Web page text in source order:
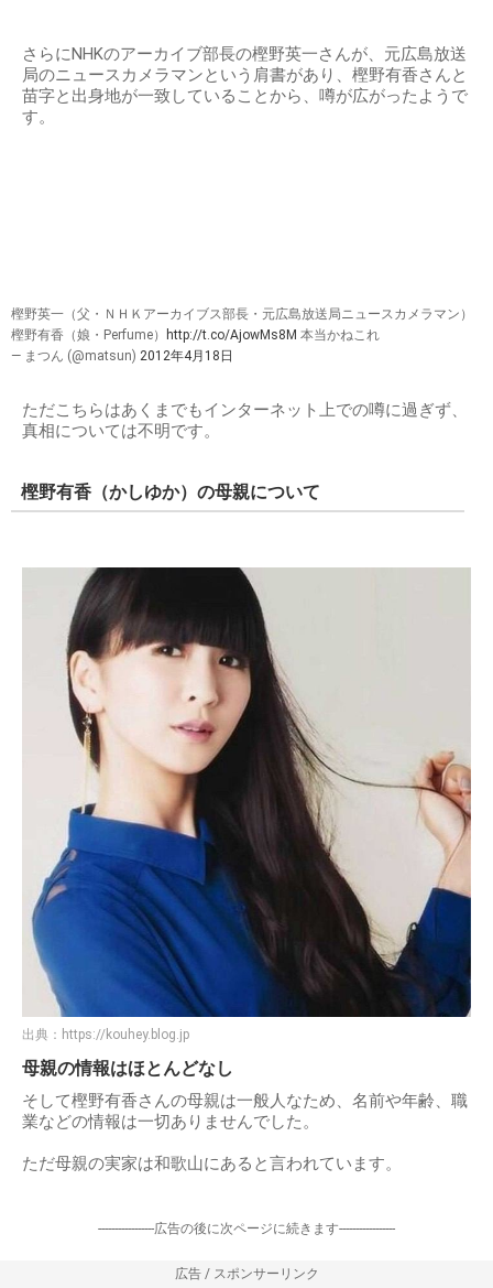
さらにNHKのアーカイブ部長の樫野英一さんが、元広島放送
局のニュースカメラマンという肩書があり、樫野有香さんと
苗字と出身地が一致していることから、噂が広がったようで
す。
樫野英一（父・ＮＨＫアーカイブス部長・元広島放送局ニュースカメラマン）
樫野有香（娘・Perfume）
http://t.co/AjowMs8M 本当かねこれ
— まつん (@matsun) 2012年4月18日
ただこちらはあくまでもインターネット上での噂に過ぎず、
真相については不明です。
樫野有香（かしゆか）の母親について
出典： https://kouhey.blog.jp
母親の情報はほとんどなし
そして樫野有香さんの母親は一般人なため、名前や年齢、職
業などの情報は一切ありませんでした。
ただ母親の実家は和歌山にあると言われています。
-----------------広告の後に次ページに続きます-----------------
広告 / スポンサーリンク